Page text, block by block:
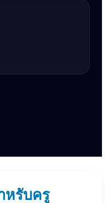
หรับครู